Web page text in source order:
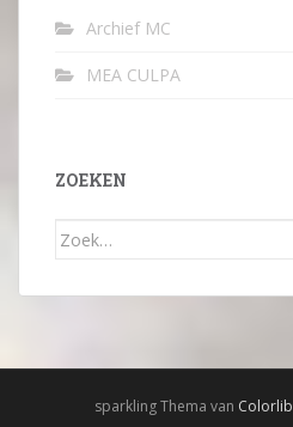
Archief MC
MEA CULPA
ZOEKEN
Zoek
sparkling Thema van Colorlib